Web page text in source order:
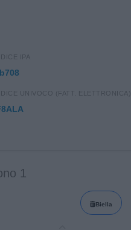
IPA
UNIVOCO (FATT. ELETTRONICA)
1
Biella